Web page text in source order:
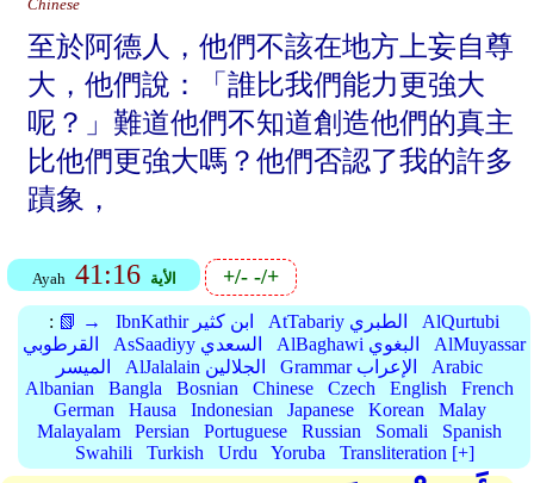
Chinese
至於阿德人，他們不該在地方上妄自尊
大，他們說：「誰比我們能力更強大
呢？」難道他們不知道創造他們的真主
比他們更強大嗎？他們否認了我的許多
蹟象，
Ayah 41:16 الأية +/--/+
: 📗 → IbnKathir ابن كثير AtTabariy الطبري
AlQurtubi
القرطوبي
AsSaadiyy السعدي AlBaghawi البغوي
AlMuyassar
الميسر
AlJalalain الجلالين Grammar الإعراب
Arabic
Albanian
Bangla Bosnian Chinese Czech English
French
German
Hausa Indonesian Japanese Korean
Malay
Malayalam
Persian Portuguese Russian Somali
Spanish
Swahili
Turkish Urdu Yoruba Transliteration [+]